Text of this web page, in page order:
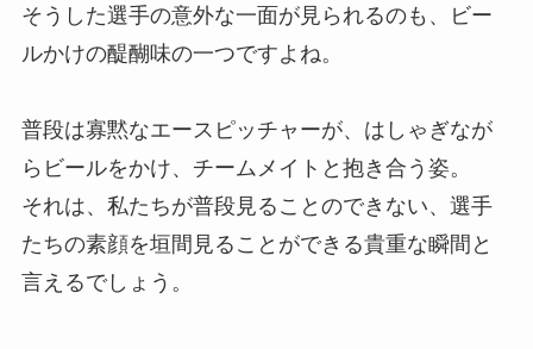
そうした選手の意外な一面が見られるのも、ビー
ルかけの醍醐味の一つですよね。
普段は寡黙なエースピッチャーが、はしゃぎなが
らビールをかけ、チームメイトと抱き合う姿。
それは、私たちが普段見ることのできない、選手
たちの素顔を垣間見ることができる貴重な瞬間と
言えるでしょう。